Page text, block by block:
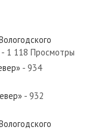
- 1 118 Просмотры
- 934
- 932